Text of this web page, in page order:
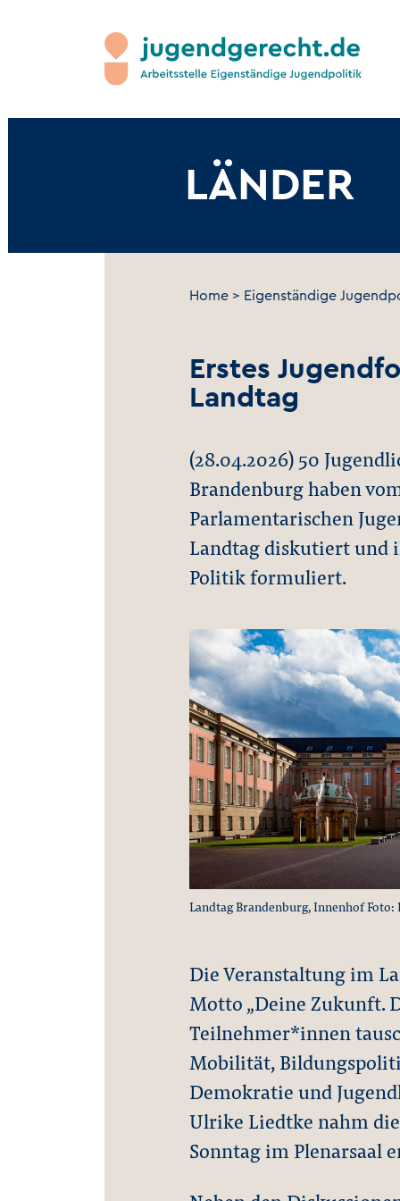
LÄNDER
Home > Eigenständige
Erstes
Landtag
(28.04.2026) 50
Brandenburg haben
Parlamentarischen
Landtag diskutiert und
Politik formuliert.
Landtag Brandenburg, Innenhof
Die Veranstaltung im
Motto „Deine Zukunft.
Teilnehmer*innen
Mobilität,
Demokratie und
Ulrike Liedtke nahm
Sonntag im Plenarsaal